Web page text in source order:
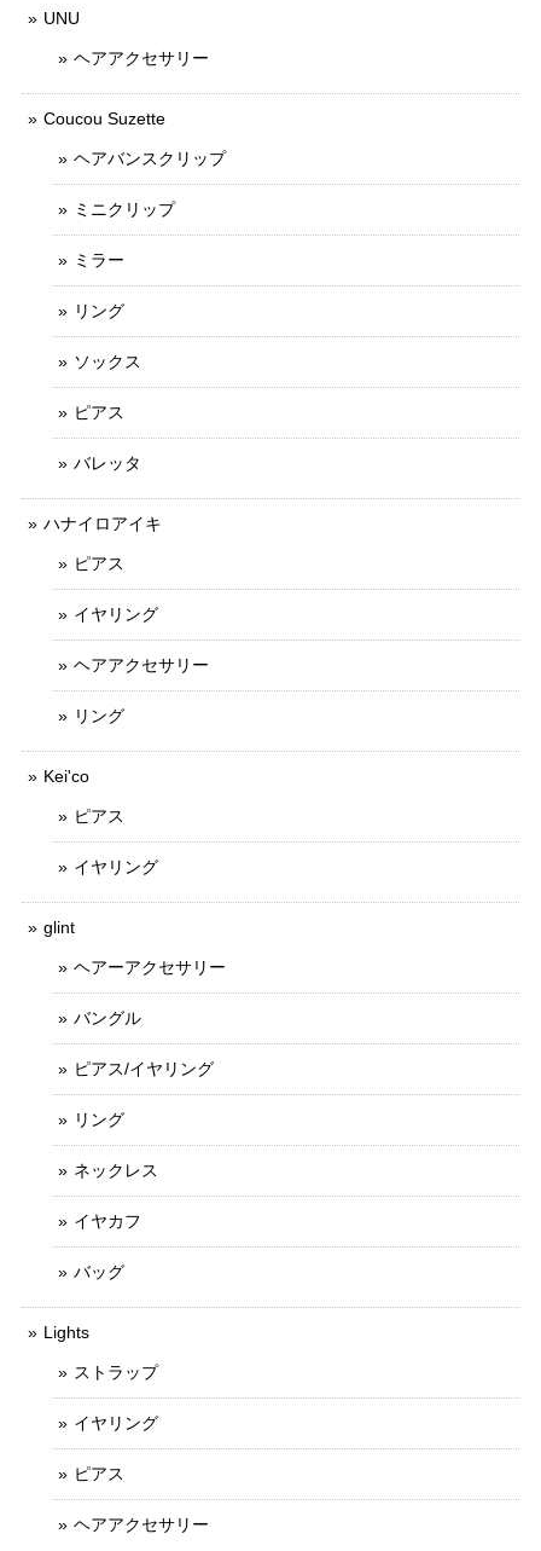
UNU
ヘアアクセサリー
Coucou Suzette
ヘアバンスクリップ
ミニクリップ
ミラー
リング
ソックス
ピアス
バレッタ
ハナイロアイキ
ピアス
イヤリング
ヘアアクセサリー
リング
Kei'co
ピアス
イヤリング
glint
ヘアーアクセサリー
バングル
ピアス/イヤリング
リング
ネックレス
イヤカフ
バッグ
Lights
ストラップ
イヤリング
ピアス
ヘアアクセサリー